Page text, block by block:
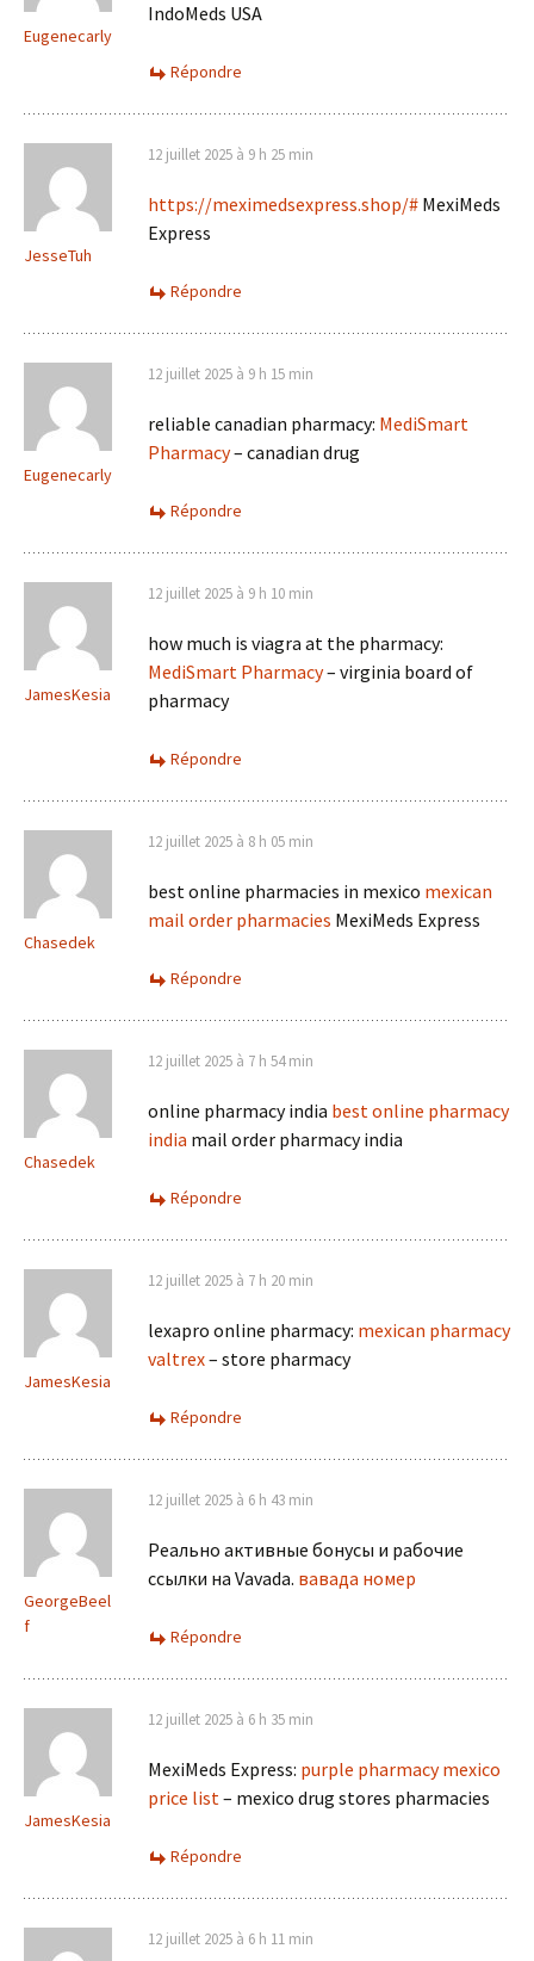
Eugenecarly
IndoMeds USA
Répondre
JesseTuh
12 juillet 2025 à 9 h 25 min
https://meximedsexpress.shop/# MexiMeds
Express
Répondre
Eugenecarly
12 juillet 2025 à 9 h 15 min
reliable canadian pharmacy: MediSmart
Pharmacy– canadian drug
Répondre
JamesKesia
12 juillet 2025 à 9 h 10 min
how much is viagra at the pharmacy:
MediSmart Pharmacy– virginia board of
pharmacy
Répondre
Chasedek
12 juillet 2025 à 8 h 05 min
best online pharmacies in mexico mexican
mail order pharmacies MexiMeds Express
Répondre
Chasedek
12 juillet 2025 à 7 h 54 min
online pharmacy india best online pharmacy
india mail order pharmacy india
Répondre
JamesKesia
12 juillet 2025 à 7 h 20 min
lexapro online pharmacy: mexican pharmacy
valtrex– store pharmacy
Répondre
GeorgeBeel
f
12 juillet 2025 à 6 h 43 min
Реально активные бонусы и рабочие
ссылки на Vavada. вавада номер
Répondre
JamesKesia
12 juillet 2025 à 6 h 35 min
MexiMeds Express: purple pharmacy mexico
price list– mexico drug stores pharmacies
Répondre
12 juillet 2025 à 6 h 11 min